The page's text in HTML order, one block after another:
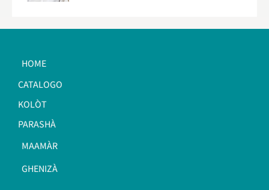
HOME
CATALOGO
KOLÒT
PARASHÀ
MAAMÀR
GHENIZÀ